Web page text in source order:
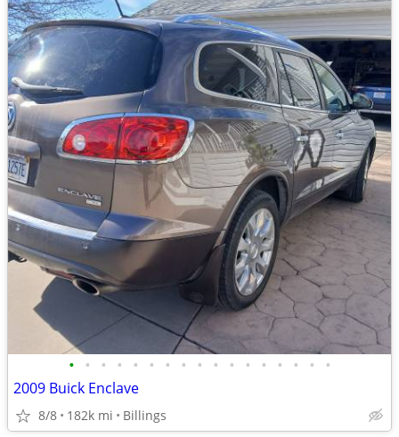
• • • • • • • • • • • • • • • • •
2009 Buick Enclave
8/8 182k mi Billings